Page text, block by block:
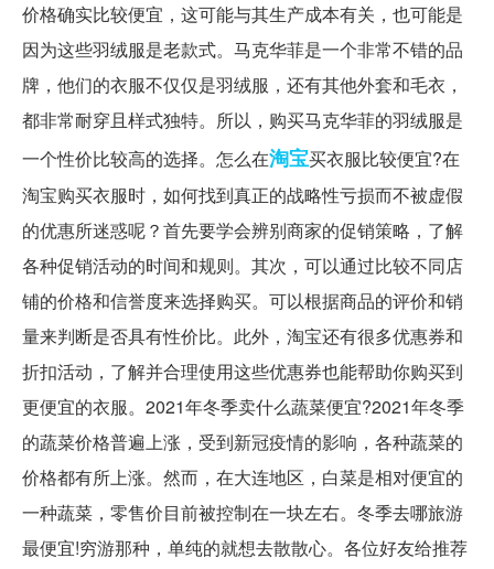
价格确实比较便宜，这可能与其生产成本有关，也可能是
因为这些羽绒服是老款式。马克华菲是一个非常不错的品
牌，他们的衣服不仅仅是羽绒服，还有其他外套和毛衣，
都非常耐穿且样式独特。所以，购买马克华菲的羽绒服是
一个性价比较高的选择。怎么在淘宝买衣服比较便宜?在
淘宝购买衣服时，如何找到真正的战略性亏损而不被虚假
的优惠所迷惑呢？首先要学会辨别商家的促销策略，了解
各种促销活动的时间和规则。其次，可以通过比较不同店
铺的价格和信誉度来选择购买。可以根据商品的评价和销
量来判断是否具有性价比。此外，淘宝还有很多优惠券和
折扣活动，了解并合理使用这些优惠券也能帮助你购买到
更便宜的衣服。2021年冬季卖什么蔬菜便宜?2021年冬季
的蔬菜价格普遍上涨，受到新冠疫情的影响，各种蔬菜的
价格都有所上涨。然而，在大连地区，白菜是相对便宜的
一种蔬菜，零售价目前被控制在一块左右。冬季去哪旅游
最便宜!穷游那种，单纯的就想去散散心。各位好友给推荐